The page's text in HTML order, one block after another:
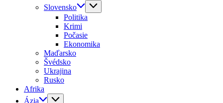
Slovensko
Politika
Krimi
Počasie
Ekonomika
Maďarsko
Švédsko
Ukrajina
Rusko
Afrika
Ázia